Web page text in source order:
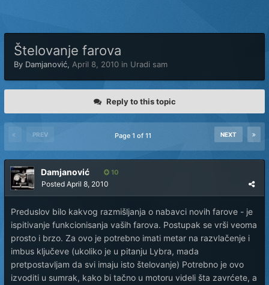
Štelovanje farova
By Damjanović, April 8, 2010 in Uradi sam
Reply to this topic
PREV NEXT
Page 1 of 11
Damjanović 10
Posted April 8, 2010
Preduslov bilo kakvog razmišljanja o nabavci novih farove - je
ispitivanje funkcionisanja vaših farova. Postupak se vrši veoma
prosto i brzo. Za ovo je potrebno imati metar na razvlačenje i
imbus ključeve (ukoliko je u pitanju Lybra, mada
pretpostavljam da svi imaju isto štelovanje) Potrebno je ovo
izvoditi u sumrak, kako bi tačno u motoru videli šta zavrćete, a